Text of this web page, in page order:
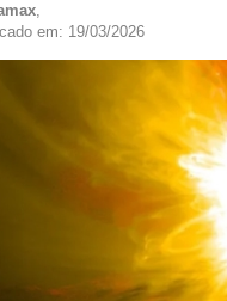
,
em: 19/03/2026